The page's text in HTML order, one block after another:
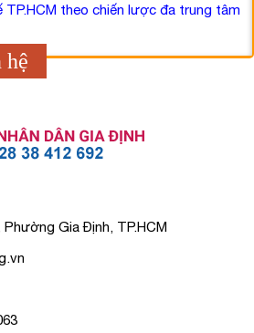
theo chiến lược đa trung tâm
hệ
Gia Định, TP.HCM